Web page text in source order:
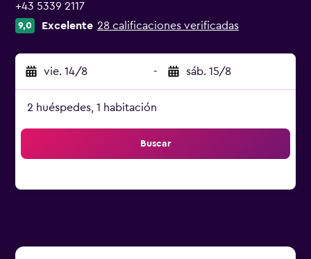
+43 5339 2117
9,0 Excelente 28 calificaciones verificadas
vie. 14/8 - sáb. 15/8
2 huéspedes, 1 habitación
Buscar